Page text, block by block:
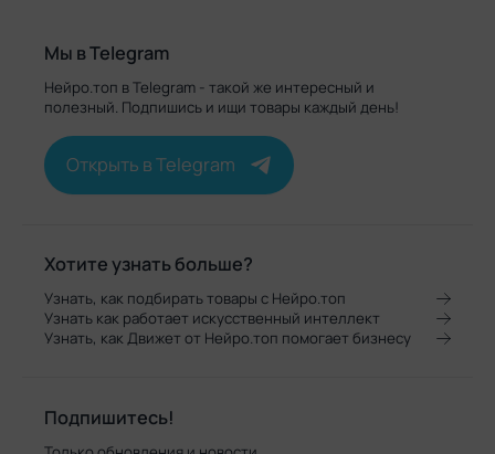
Мы в Telegram
Нейро.топ в Telegram - такой же интересный и
полезный. Подпишись и ищи товары каждый день!
Открыть в Telegram
Хотите узнать больше?
Узнать, как подбирать товары с Нейро.топ
Узнать как работает искусственный интеллект
Узнать, как Движет от Нейро.топ помогает бизнесу
Подпишитесь!